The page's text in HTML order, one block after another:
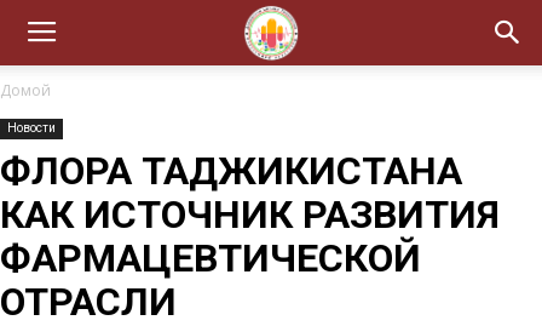
Домой
Новости
ФЛОРА ТАДЖИКИСТАНА
КАК ИСТОЧНИК РАЗВИТИЯ
ФАРМАЦЕВТИЧЕСКОЙ
ОТРАСЛИ